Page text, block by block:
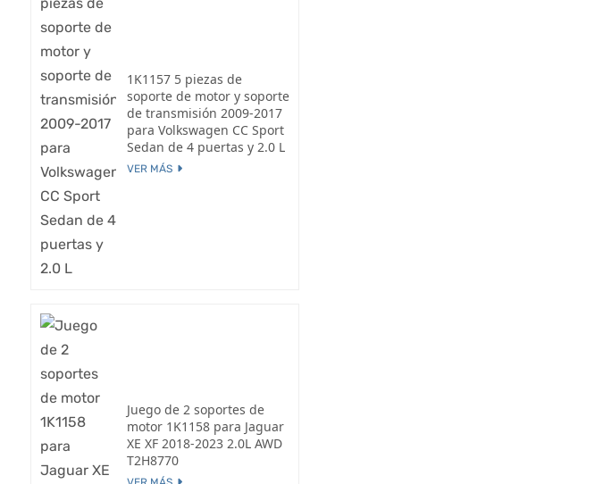
1K1157 5 piezas de
soporte de motor y soporte
de transmisión 2009-2017
para Volkswagen CC Sport
Sedan de 4 puertas y 2.0 L
VER MÁS
Juego de 2 soportes de
motor 1K1158 para Jaguar
XE XF 2018-2023 2.0L AWD
T2H8770